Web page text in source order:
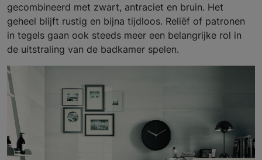
gecombineerd met zwart, antraciet en bruin. Het
geheel blijft rustig en bijna tijdloos. Reliëf of patronen
in tegels gaan ook steeds meer een belangrijke rol in
de uitstraling van de badkamer spelen.